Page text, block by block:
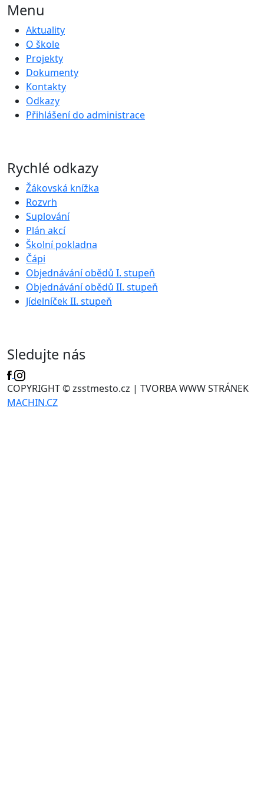
Menu
Aktuality
O škole
Projekty
Dokumenty
Kontakty
Odkazy
Přihlášení do administrace
Rychlé odkazy
Žákovská knížka
Rozvrh
Suplování
Plán akcí
Školní pokladna
Čápi
Objednávání obědů I. stupeň
Objednávání obědů II. stupeň
Jídelníček II. stupeň
Sledujte nás
COPYRIGHT © zsstmesto.cz | TVORBA WWW STRÁNEK
MACHIN.CZ